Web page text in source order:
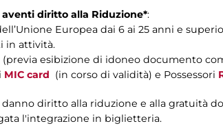
aventi diritto alla Riduzione*:
Europea dai 6 ai 25 anni e
in attività.
esibizione di idoneo documento
MIC card (in corso di validità) e Possessori
diritto alla riduzione e alla gratuità
l'integrazione in biglietteria.